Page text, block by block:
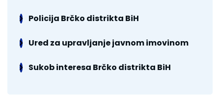
Policija Brčko distrikta BiH
Ured za upravljanje javnom imovinom
Sukob interesa Brčko distrikta BiH